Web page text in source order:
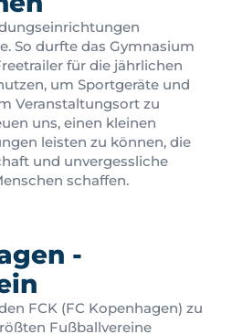
So durfte das Gymnasium
für die jährlichen
um Sportgeräte und
Veranstaltungsort zu
uns, einen kleinen
leisten zu können, die
und unvergessliche
schaffen.
-
FCK (FC Kopenhagen) zu
Fußballvereine